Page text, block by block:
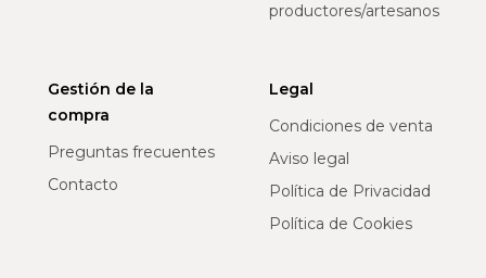
productores/artesanos
Gestión de la
compra
Preguntas frecuentes
Contacto
Legal
Condiciones de venta
Aviso legal
Política de Privacidad
Política de Cookies